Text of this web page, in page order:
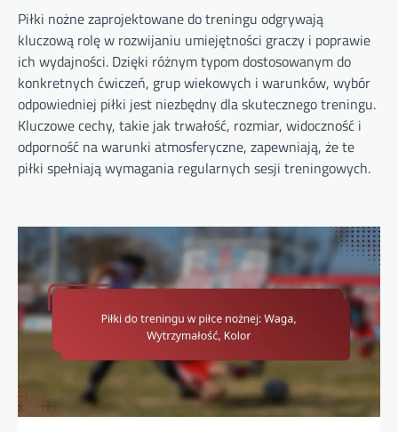
Piłki nożne zaprojektowane do treningu odgrywają
kluczową rolę w rozwijaniu umiejętności graczy i poprawie
ich wydajności. Dzięki różnym typom dostosowanym do
konkretnych ćwiczeń, grup wiekowych i warunków, wybór
odpowiedniej piłki jest niezbędny dla skutecznego treningu.
Kluczowe cechy, takie jak trwałość, rozmiar, widoczność i
odporność na warunki atmosferyczne, zapewniają, że te
piłki spełniają wymagania regularnych sesji treningowych.